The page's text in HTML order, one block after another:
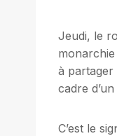
Jeudi, le
à partager
cadre
C’est le